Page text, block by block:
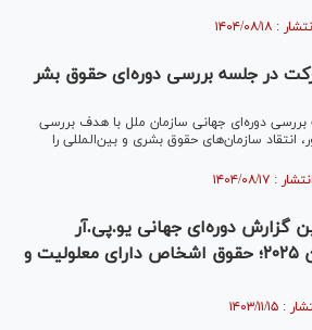
در جلسه بررسی دوره‌ای حقوق بشر
دوره‌ای جهانی سازمان ملل با هدف بررسی
سازمان‌های حقوق بشری و بین‌المللی را
گزارش دوره‌ای جهانی یو.پی.آر
جمهوری اسلامی ایران ۲۰۲۵؛ حقوق اشخاص دارای معلولیت و